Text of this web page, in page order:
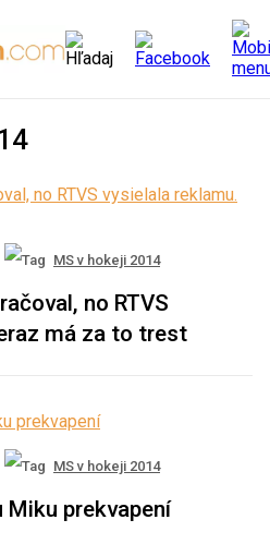
MS v hokeji 2014
no RTVS
má za to trest
MS v hokeji 2014
Miku prekvapení